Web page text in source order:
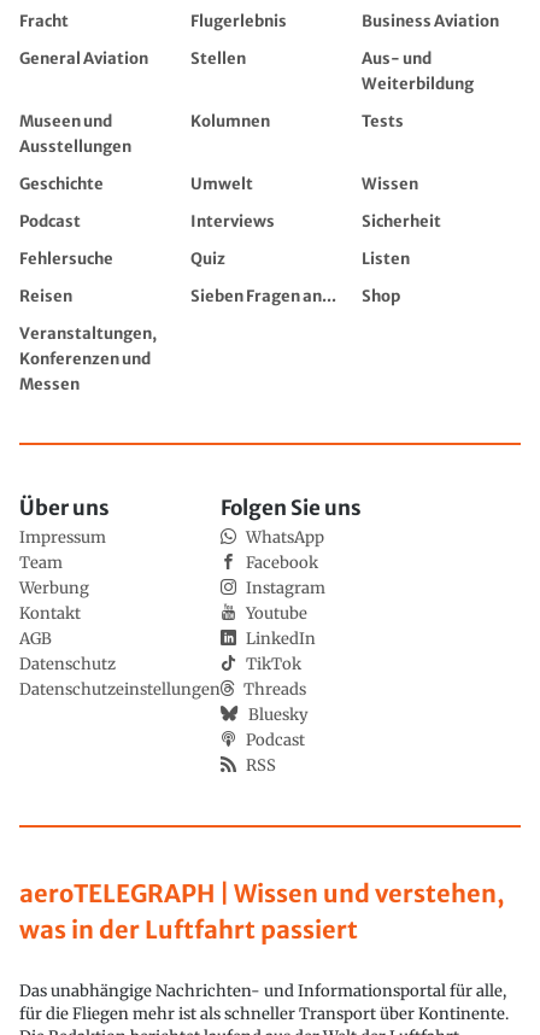
Fracht
Flugerlebnis
Business Aviation
General Aviation
Stellen
Aus- und
Weiterbildung
Museen und
Ausstellungen
Kolumnen Tests
Geschichte Umwelt
Wissen
Podcast
Interviews
Sicherheit
Fehlersuche
Quiz
Listen
Reisen
Sieben Fragen an...
Shop
Veranstaltungen,
Konferenzen und
Messen
aeroTELEGRAPH | Wissen und verstehen,
was in der Luftfahrt passiert
Das unabhängige Nachrichten- und Informationsportal für alle,
für die Fliegen mehr ist als schneller Transport über Kontinente.
Über uns
Impressum
Team
Werbung
Kontakt
AGB
Datenschutz
Datenschutzeinstellungen
Folgen Sie uns
WhatsApp
Facebook
Instagram
Youtube
LinkedIn
TikTok
Threads
Bluesky
Podcast
RSS